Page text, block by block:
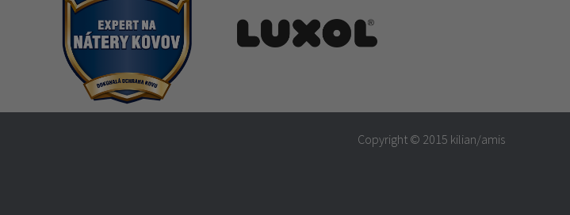
Copyright © 2015 kilian/amis